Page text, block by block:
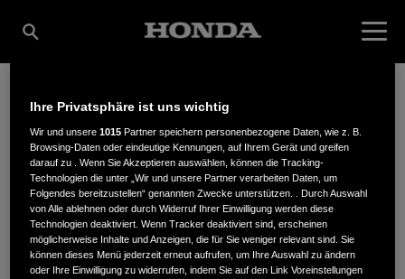
RAIFFEISEN
MANNHEIM EG
Kirschgartshäuser Str. 22-24,68307,Mannheim
Ihre Privatsphäre ist uns wichtig
Wir und unsere1015 Partner speichern personenbezogene Daten, wie z. B.
Browsing-Daten oder eindeutige Kennungen, auf Ihrem Gerät und greifen
darauf zu . Wenn Sie Akzeptieren auswählen, können die Tracking-
Technologien die unter „Wir und unsere Partner verarbeiten Daten, um
Folgendes bereitzustellen“ genannten Zwecke unterstützen. . Durch Auswahl
von Alle ablehnen oder durch Widerruf Ihrer Einwilligung werden diese
Technologien deaktiviert. Wenn Tracker deaktiviert sind, erscheinen
möglicherweise Inhalte und Anzeigen, die für Sie weniger relevant sind. Sie
können dieses Menü jederzeit erneut aufrufen, um Ihre Auswahl zu ändern
oder Ihre Einwilligung zu widerrufen, indem Sie auf den Link Voreinstellungen